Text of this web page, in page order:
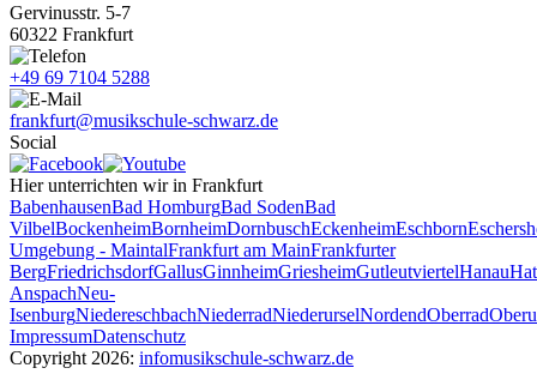
Gervinusstr. 5-7
60322 Frankfurt
+49 69 7104 5288
frankfurt@musikschule-schwarz.de
Social
Hier unterrichten wir in Frankfurt
BabenhausenBad HomburgBad SodenBad
VilbelBockenheimBornheimDornbuschEckenheimEschborn
Umgebung - MaintalFrankfurt am MainFrankfurter
BergFriedrichsdorfGallusGinnheimGriesheimGutleutviertelHanau
AnspachNeu-
IsenburgNiedereschbachNiederradNiederurselNordendOberrad
ImpressumDatenschutz
Copyright 2026: infomusikschule-schwarz.de